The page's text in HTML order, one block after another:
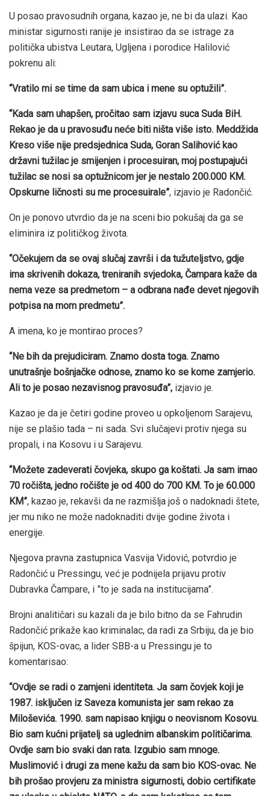
U posao pravosudnih organa, kazao je, ne bi da ulazi. Kao
ministar sigurnosti ranije je insistirao da se istrage za
politička ubistva Leutara, Ugljena i porodice Halilović
pokrenu ali:
“Vratilo mi se time da sam ubica i mene su optužili”.
“Kada sam uhapšen, pročitao sam izjavu suca Suda BiH.
Rekao je da u pravosuđu neće biti ništa više isto. Meddžida
Kreso više nije predsjednica Suda, Goran Salihović kao
državni tužilac je smijenjen i procesuiran, moj postupajući
tužilac se nosi sa optužnicom jer je nestalo 200.000 KM.
Opskurne ličnosti su me procesuirale”, izjavio je Radončić.
On je ponovo utvrdio da je na sceni bio pokušaj da ga se
eliminira iz političkog života.
“Očekujem da se ovaj slučaj završi i da tužuteljstvo, gdje
ima skrivenih dokaza, treniranih svjedoka, Čampara kaže da
nema veze sa predmetom – a odbrana nađe devet njegovih
potpisa na mom predmetu”.
A imena, ko je montirao proces?
“Ne bih da prejudiciram. Znamo dosta toga. Znamo
unutrašnje bošnjačke odnose, znamo ko se kome zamjerio.
Ali to je posao nezavisnog pravosuđa”, izjavio je.
Kazao je da je četiri godine proveo u opkoljenom Sarajevu,
nije se plašio tada – ni sada. Svi slučajevi protiv njega su
propali, i na Kosovu i u Sarajevu.
“Možete zadeverati čovjeka, skupo ga koštati. Ja sam imao
70 ročišta, jedno ročište je od 400 do 700 KM. To je 60.000
KM”, kazao je, rekavši da ne razmišlja još o nadoknadi štete,
jer mu niko ne može nadoknaditi dvije godine života i
energije.
Njegova pravna zastupnica Vasvija Vidović, potvrdio je
Radončić u Pressingu, već je podnijela prijavu protiv
Dubravka Čampare, i ”to je sada na institucijama”.
Brojni analitičari su kazali da je bilo bitno da se Fahrudin
Radončić prikaže kao kriminalac, da radi za Srbiju, da je bio
špijun, KOS-ovac, a lider SBB-a u Pressingu je to
komentarisao:
“Ovdje se radi o zamjeni identiteta. Ja sam čovjek koji je
1987. isključen iz Saveza komunista jer sam rekao za
Miloševića. 1990. sam napisao knjigu o neovisnom Kosovu.
Bio sam kućni prijatelj sa uglednim albanskim političarima.
Ovdje sam bio svaki dan rata. Izgubio sam mnoge.
Muslimović i drugi za mene kažu da sam bio KOS-ovac. Ne
bih prošao provjeru za ministra sigurnosti, dobio certifikate